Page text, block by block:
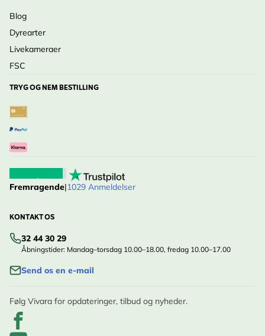
Blog
Dyrearter
Livekameraer
FSC
TRYG OG NEM BESTILLING
Fremragende|1029 Anmeldelser
KONTAKT OS
32 44 30 29
Åbningstider: Mandag–torsdag 10.00–18.00, fredag 10.00–17.00
Send os en e-mail
Følg Vivara for opdateringer, tilbud og nyheder.